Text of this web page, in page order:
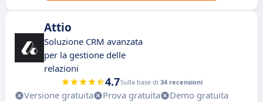
Attio
Soluzione CRM avanzata
per la gestione delle
relazioni
4.7Sulla base di 34 recensioni
Versione gratuita Prova gratuita
Demo gratuita